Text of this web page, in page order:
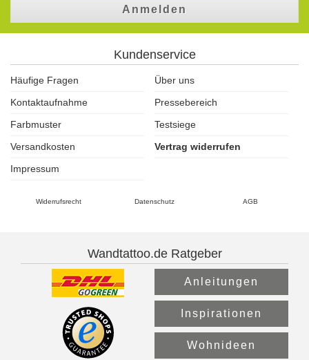
Anmelden
Kundenservice
Häufige Fragen
Über uns
Kontaktaufnahme
Pressebereich
Farbmuster
Testsiege
Versandkosten
Vertrag widerrufen
Impressum
Widerrufsrecht Datenschutz AGB
Wandtattoo.de Ratgeber
Anleitungen
Inspirationen
Wohnideen